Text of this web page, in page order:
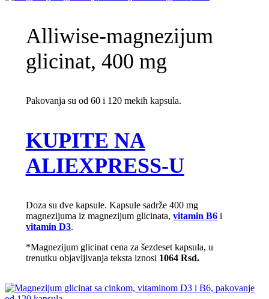
Alliwise-magnezijum
glicinat, 400 mg
Pakovanja su od 60 i 120 mekih kapsula.
KUPITE NA
ALIEXPRESS-U
Doza su dve kapsule. Kapsule sadrže 400 mg
magnezijuma iz magnezijum glicinata, vitamin B6i
vitamin D3.
*Magnezijum glicinat cena za šezdeset kapsula, u
trenutku objavljivanja teksta iznosi 1064 Rsd.